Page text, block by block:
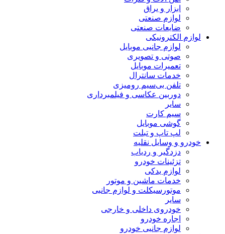
ابزار و یراق
لوازم صنعتی
ضایعات صنعتی
لوازم الکترونیکی
لوازم جانبی موبایل
صوتی و تصویری
تعمیرات موبایل
خدمات سانترال
تلفن بی‌سیم رومیزی
دوربین عکاسی و فیلمبرداری
سایر
سیم کارت
گوشی موبایل
لپ تاپ و تبلت
خودرو و وسایل نقلیه
دزدگیر و ردیاب
تزئینات خودرو
لوازم یدکی
خدمات ماشین و موتور
موتورسیکلت و لوازم جانبی
سایر
خودروی داخلی و خارجی
اجاره خودرو
لوازم جانبی خودرو